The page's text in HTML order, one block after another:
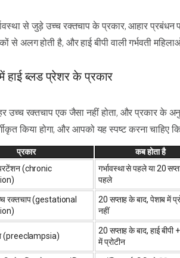
से जुड़े उच्च रक्तचाप के प्रकार, आहार
से अलग होती है, और हाई बीपी वाली गर्भवती
में हाई ब्लड प्रेशर के प्रकार
हर उच्च रक्तचाप एक जैसा नहीं होता, और प्रकार के
किया होगा, और आपको यह स्पष्ट करना
प्रकार कब होता है
(chronic
गर्भावस्था से पहले या 20
पहले
रक्तचाप (gestational
20 सप्ताह के बाद, पेशाब में
नहीं
(preeclampsia)
20 सप्ताह के बाद, हाई बीपी
में प्रोटीन